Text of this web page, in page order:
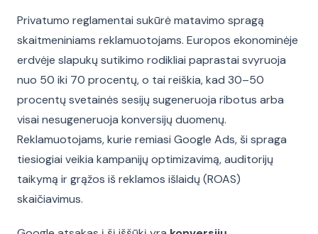
Privatumo reglamentai sukūrė matavimo spragą
skaitmeniniams reklamuotojams. Europos ekonominėje
erdvėje slapukų sutikimo rodikliai paprastai svyruoja
nuo 50 iki 70 procentų, o tai reiškia, kad 30–50
procentų svetainės sesijų sugeneruoja ribotus arba
visai nesugeneruoja konversijų duomenų.
Reklamuotojams, kurie remiasi Google Ads, ši spraga
tiesiogiai veikia kampanijų optimizavimą, auditorijų
taikymą ir grąžos iš reklamos išlaidų (ROAS)
skaičiavimus.